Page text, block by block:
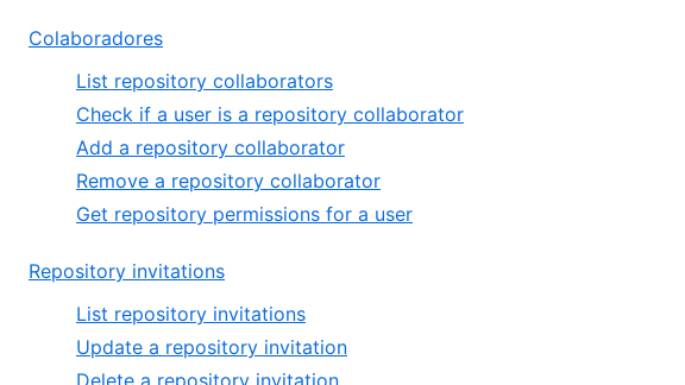
Colaboradores
List repository collaborators
Check if a user is a repository collaborator
Add a repository collaborator
Remove a repository collaborator
Get repository permissions for a user
Repository invitations
List repository invitations
Update a repository invitation
Delete a repository invitation